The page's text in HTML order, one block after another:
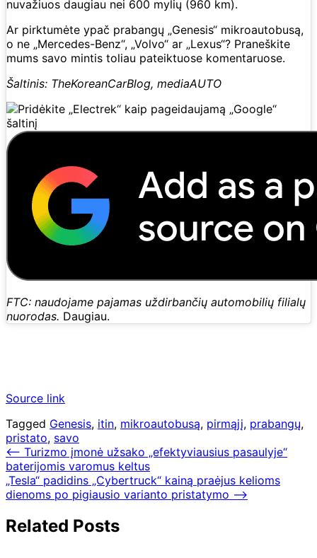
nuvažiuos daugiau nei 600 mylių (960 km).
Ar pirktumėte ypač prabangų „Genesis“ mikroautobusą,
o ne „Mercedes-Benz“, „Volvo“ ar „Lexus“? Praneškite
mums savo mintis toliau pateiktuose komentaruose.
Šaltinis: TheKoreanCarBlog, mediaAUTO
FTC: naudojame pajamas uždirbančių automobilių filialų
nuorodas. Daugiau.
Source link
Tagged Genesis, itin, mikroautobusą, pirmąjį, prabangų,
pristato, savo
Navigacija
tarp
įrašų
⟵ Turizmo įmonė užsako „efektyviausius pasaulyje“
baterijomis varomus keltus
„Tesla“ padidins „Cybertruck“ kainą praėjus kelioms
dienoms po pigiausio varianto pristatymo ⟶
Related Posts